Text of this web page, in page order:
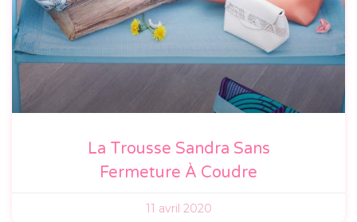
La Trousse Sandra Sans
Fermeture À Coudre
11 avril 2020